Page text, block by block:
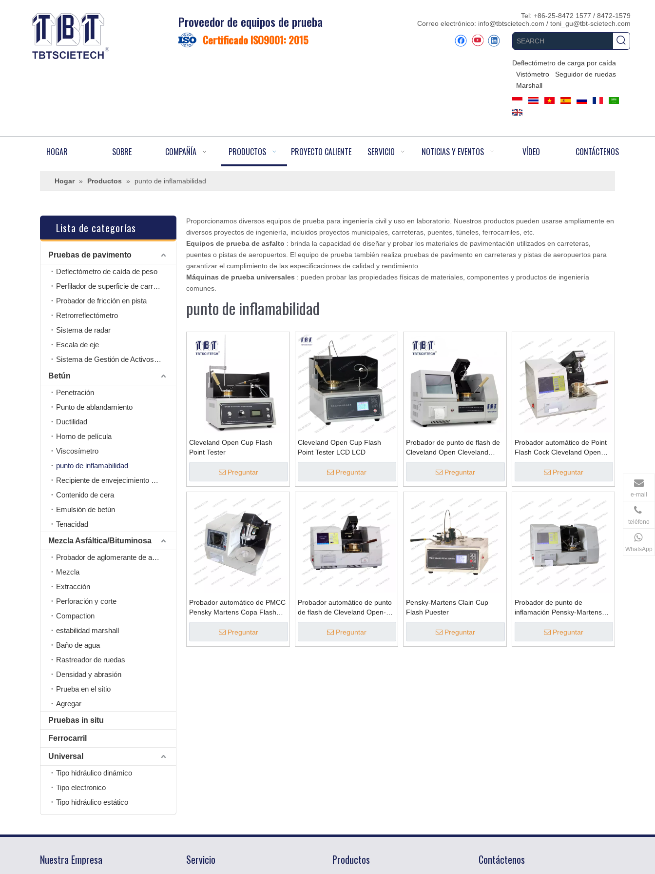
Proveedor de equipos de prueba
Certificado ISO9001: 2015
Tel: +86-25-8472 1577 / 8472-1579
Correo electrónico: info@tbtscietech.com / toni_gu@tbt-scietech.com
Deflectómetro de carga por caída
Vistómetro
Seguidor de ruedas
Marshall
HOGAR SOBRE COMPAÑÍA PRODUCTOS PROYECTO CALIENTE SERVICIO NOTICIAS Y EVENTOS VÍDEO CONTÁCTENOS
Hogar » Productos » punto de inflamabilidad
Lista de categorías
Pruebas de pavimento
Deflectómetro de caída de peso
Perfilador de superficie de carretera
Probador de fricción en pista
Retrorreflectómetro
Sistema de radar
Escala de eje
Sistema de Gestión de Activos Viales
Betún
Penetración
Punto de ablandamiento
Ductilidad
Horno de película
Viscosímetro
punto de inflamabilidad
Recipiente de envejecimiento a presión PAV
Contenido de cera
Emulsión de betún
Tenacidad
Mezcla Asfáltica/Bituminosa
Probador de aglomerante de asfalto
Mezcla
Extracción
Perforación y corte
Compaction
estabilidad marshall
Baño de agua
Rastreador de ruedas
Densidad y abrasión
Prueba en el sitio
Agregar
Pruebas in situ
Ferrocarril
Universal
Tipo hidráulico dinámico
Tipo electronico
Tipo hidráulico estático
Proporcionamos diversos equipos de prueba para ingeniería civil y uso en laboratorio. Nuestros productos pueden usarse ampliamente en
diversos proyectos de ingeniería, incluidos proyectos municipales, carreteras, puentes, túneles, ferrocarriles, etc.
Equipos de prueba de asfalto : brinda la capacidad de diseñar y probar los materiales de pavimentación utilizados en carreteras,
puentes o pistas de aeropuertos. El equipo de prueba también realiza pruebas de pavimento en carreteras y pistas de aeropuertos para
garantizar el cumplimiento de las especificaciones de calidad y rendimiento.
Máquinas de prueba universales : pueden probar las propiedades físicas de materiales, componentes y productos de ingeniería
comunes.
punto de inflamabilidad
Cleveland Open Cup Flash
Point Tester
Preguntar
Cleveland Open Cup Flash
Point Tester LCD LCD
Preguntar
Probador de punto de flash de
Cleveland Open Cleveland
completamente automático
Preguntar
Probador automático de Point
Flash Cock Cleveland Open
Cup
Preguntar
Probador automático de PMCC
Pensky Martens Copa Flash
Point Tester
Preguntar
Probador automático de punto
de flash de Cleveland Open-
CUP
Preguntar
Pensky-Martens Clain Cup
Flash Puester
Preguntar
Probador de punto de
inflamación Pensky-Martens
totalmente automático
Preguntar
Nuestra Empresa Servicio Productos Contáctenos
e-mail
teléfono
WhatsApp